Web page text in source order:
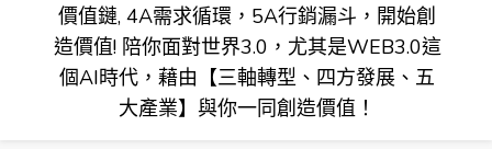
價值鏈, 4A需求循環，5A行銷漏斗，開始創
造價值! 陪你面對世界3.0，尤其是WEB3.0這
個AI時代，藉由【三軸轉型、四方發展、五
大產業】與你一同創造價值！